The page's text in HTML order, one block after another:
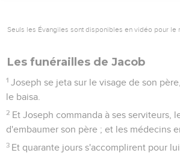
Seuls les Évangiles sont disponibles en vidéo pour le
Les funérailles de Jacob
1 Joseph se jeta sur le visage de son
le baisa.
2 Et Joseph commanda à ses serviteurs,
d'embaumer son père ; et les médecins
3 Et quarante jours s'accomplirent pour